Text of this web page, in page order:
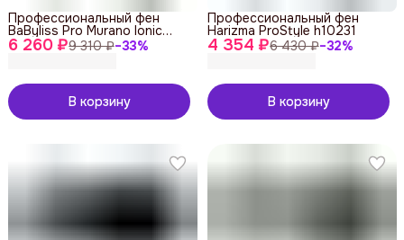
6 260 ₽9 310 ₽−33%
Профессиональный фен
BaByliss Pro Murano Ionic
BAB6160INRE
В корзину
4 354 ₽6 430 ₽−32%
Профессиональный фен
Harizma ProStyle h10231
В корзину